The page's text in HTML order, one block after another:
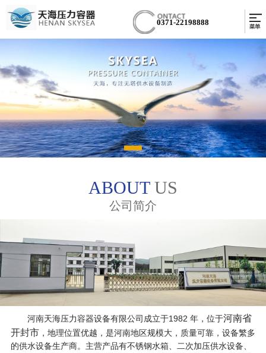
0371-22198888
ABOUT US
公司简介
河南天海压力容器设备有限公司成立于1982 年，位于河南省
开封市，地理位置优越，是河南地区规模大，质量可靠，设备繁多
的供水设备生产商。主营产品有不锈钢水箱、二次加压供水设备、